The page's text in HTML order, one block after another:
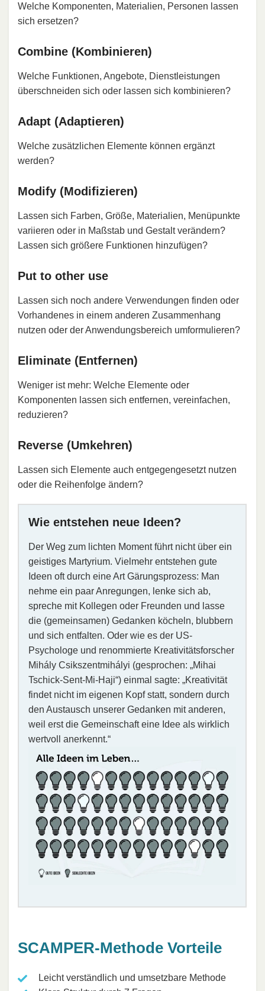
Welche Komponenten, Materialien, Personen lassen
sich ersetzen?
Combine (Kombinieren)
Welche Funktionen, Angebote, Dienstleistungen
überschneiden sich oder lassen sich kombinieren?
Adapt (Adaptieren)
Welche zusätzlichen Elemente können ergänzt
werden?
Modify (Modifizieren)
Lassen sich Farben, Größe, Materialien, Menüpunkte
variieren oder in Maßstab und Gestalt verändern?
Lassen sich größere Funktionen hinzufügen?
Put to other use
Lassen sich noch andere Verwendungen finden oder
Vorhandenes in einem anderen Zusammenhang
nutzen oder der Anwendungsbereich umformulieren?
Eliminate (Entfernen)
Weniger ist mehr: Welche Elemente oder
Komponenten lassen sich entfernen, vereinfachen,
reduzieren?
Reverse (Umkehren)
Lassen sich Elemente auch entgegengesetzt nutzen
oder die Reihenfolge ändern?
Wie entstehen neue Ideen?
Der Weg zum lichten Moment führt nicht über ein
geistiges Martyrium. Vielmehr entstehen gute
Ideen oft durch eine Art Gärungsprozess: Man
nehme ein paar Anregungen, lenke sich ab,
spreche mit Kollegen oder Freunden und lasse
die (gemeinsamen) Gedanken köcheln, blubbern
und sich entfalten. Oder wie es der US-
Psychologe und renommierte Kreativitätsforscher
Mihály Csikszentmihályi (gesprochen: „Mihai
Tschick-Sent-Mi-Haji“) einmal sagte: „Kreativität
findet nicht im eigenen Kopf statt, sondern durch
den Austausch unserer Gedanken mit anderen,
weil erst die Gemeinschaft eine Idee als wirklich
wertvoll anerkennt.“
SCAMPER-Methode Vorteile
Leicht verständlich und umsetzbare Methode